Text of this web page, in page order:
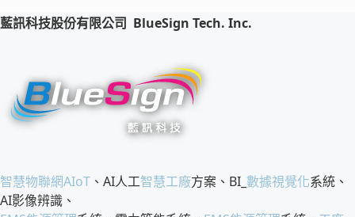
藍訊科技股份有限公司 BlueSign Tech. Inc.
智慧物聯網AIoT 、AI人工智慧工廠方案、BI_ 數據視覺化系統、
AI影像辨識、